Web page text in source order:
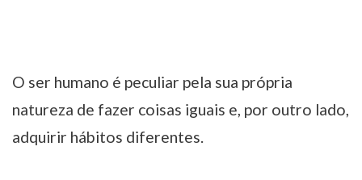
O ser humano é peculiar pela sua própria
natureza de fazer coisas iguais e, por outro lado,
adquirir hábitos diferentes.